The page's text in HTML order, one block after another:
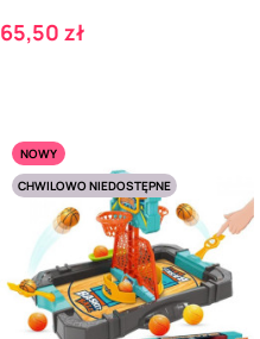
Cena
65,50 zł
NOWY
CHWILOWO NIEDOSTĘPNE